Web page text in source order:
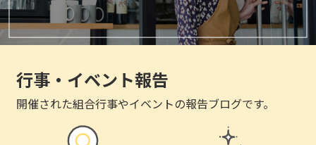
行事・イベント報告
開催された組合行事やイベントの報告ブログです。